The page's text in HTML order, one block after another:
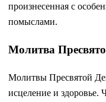
произнесенная с
помыслами.
Молитва
Молитвы Пресвятой
исцеление и здоровье.